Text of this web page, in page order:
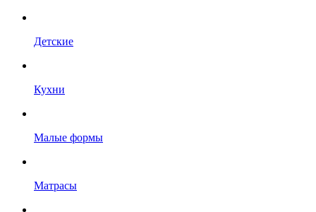
Детские
Кухни
Малые формы
Матрасы